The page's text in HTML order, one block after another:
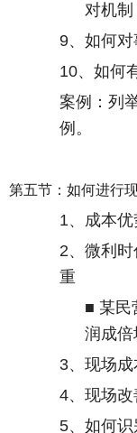
对机制
9、如何
10、如何
案例：列
例。
第五节：如何进行
1、成本
2、微利
重
■ 某民
润成倍
3、现场
4、现场
5、如何